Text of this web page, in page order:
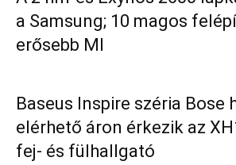
a Samsung; 10 magos
erősebb MI
Baseus Inspire széria Bose
elérhető áron érkezik az
fej- és fülhallgató